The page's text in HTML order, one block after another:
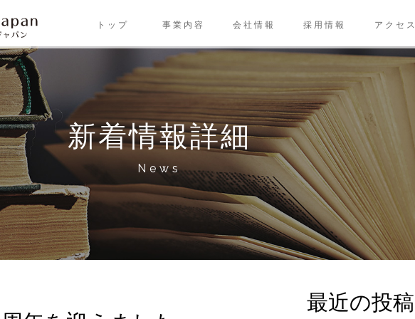
トップ 事業内容 会社情報 採用情報 アクセス
新着情報詳細
News
最近の投稿